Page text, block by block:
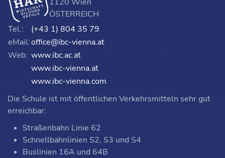
ÖSTERREICH
Tel.:
(+43 1) 804 35 79
eMail:office@ibc-vienna.at
Web: www.ibc.ac.at
www.ibc-vienna.at
www.ibc-vienna.com
Die Schule ist mit öffentlichen Verkehrsmitteln sehr gut
erreichbar:
Straßenbahn Linie 62
Schnellbahnlinien S2, S3 und S4
Buslinien 16A und 64B